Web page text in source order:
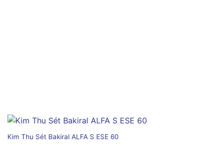
Kim Thu Sét Bakiral ALFA S ESE 60